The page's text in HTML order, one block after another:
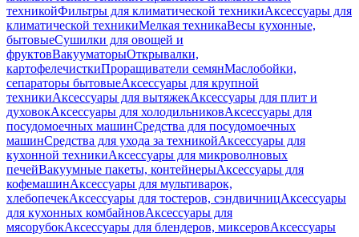
техникойФильтры для климатической техникиАксессуары для
климатической техникиМелкая техникаВесы кухонные,
бытовыеСушилки для овощей и
фруктовВакууматорыОткрывалки,
картофелечисткиПроращиватели семянМаслобойки,
сепараторы бытовыеАксессуары для крупной
техникиАксессуары для вытяжекАксессуары для плит и
духовокАксессуары для холодильниковАксессуары для
посудомоечных машинСредства для посудомоечных
машинСредства для ухода за техникойАксессуары для
кухонной техникиАксессуары для микроволновых
печейВакуумные пакеты, контейнерыАксессуары для
кофемашинАксессуары для мультиварок,
хлебопечекАксессуары для тостеров, сэндвичницАксессуары
для кухонных комбайновАксессуары для
мясорубокАксессуары для блендеров, миксеровАксессуары